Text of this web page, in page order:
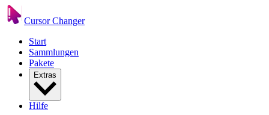
Cursor Changer
Start
Sammlungen
Pakete
Extras
Hilfe